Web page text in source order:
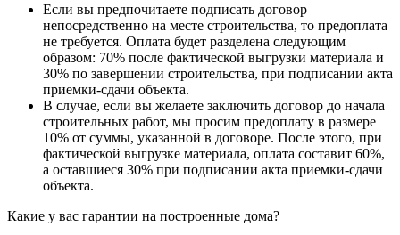
Если вы предпочитаете подписать договор
непосредственно на месте строительства, то предоплата
не требуется. Оплата будет разделена следующим
образом: 70% после фактической выгрузки материала и
30% по завершении строительства, при подписании акта
приемки-сдачи объекта.
В случае, если вы желаете заключить договор до начала
строительных работ, мы просим предоплату в размере
10% от суммы, указанной в договоре. После этого, при
фактической выгрузке материала, оплата составит 60%,
а оставшиеся 30% при подписании акта приемки-сдачи
объекта.
Какие у вас гарантии на построенные дома?